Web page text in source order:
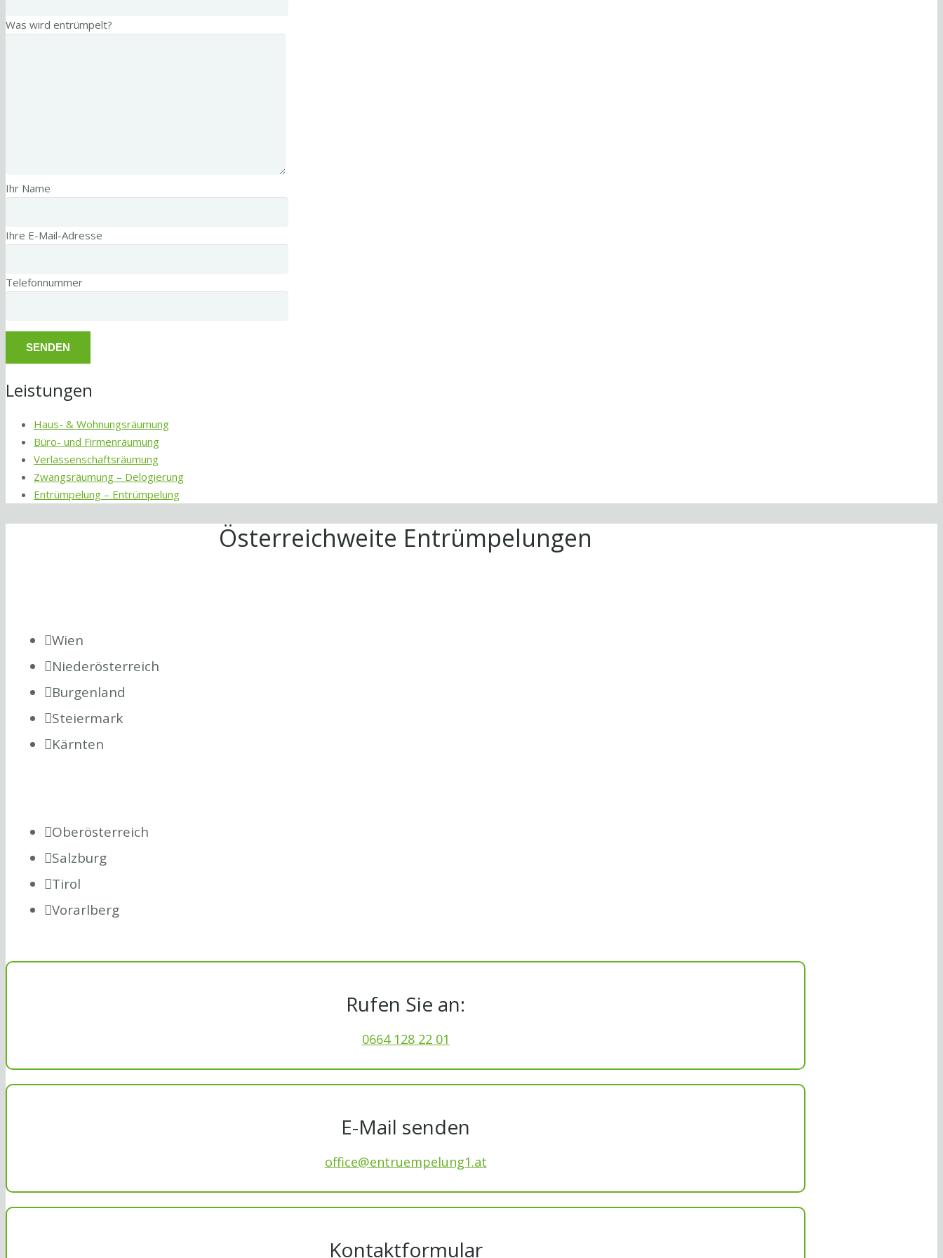
Was wird entrümpelt?
Ihr Name
Ihre E-Mail-Adresse
Telefonnummer
Leistungen
Haus- & Wohnungsräumung
Büro- und Firmenräumung
Verlassenschaftsräumung
Zwangsräumung – Delogierung
Entrümpelung – Entrümpelung
Österreichweite Entrümpelungen
Wien
Niederösterreich
Burgenland
Steiermark
Kärnten
Oberösterreich
Salzburg
Tirol
Vorarlberg
Rufen Sie an:
0664 128 22 01
E-Mail senden
office@entruempelung1.at
Kontaktformular